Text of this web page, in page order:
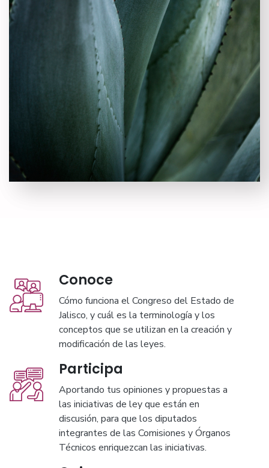
Conoce
Cómo funciona el Congreso del Estado de
Jalisco, y cuál es la terminología y los
conceptos que se utilizan en la creación y
modificación de las leyes.
Participa
Aportando tus opiniones y propuestas a
las iniciativas de ley que están en
discusión, para que los diputados
integrantes de las Comisiones y Órganos
Técnicos enriquezcan las iniciativas.